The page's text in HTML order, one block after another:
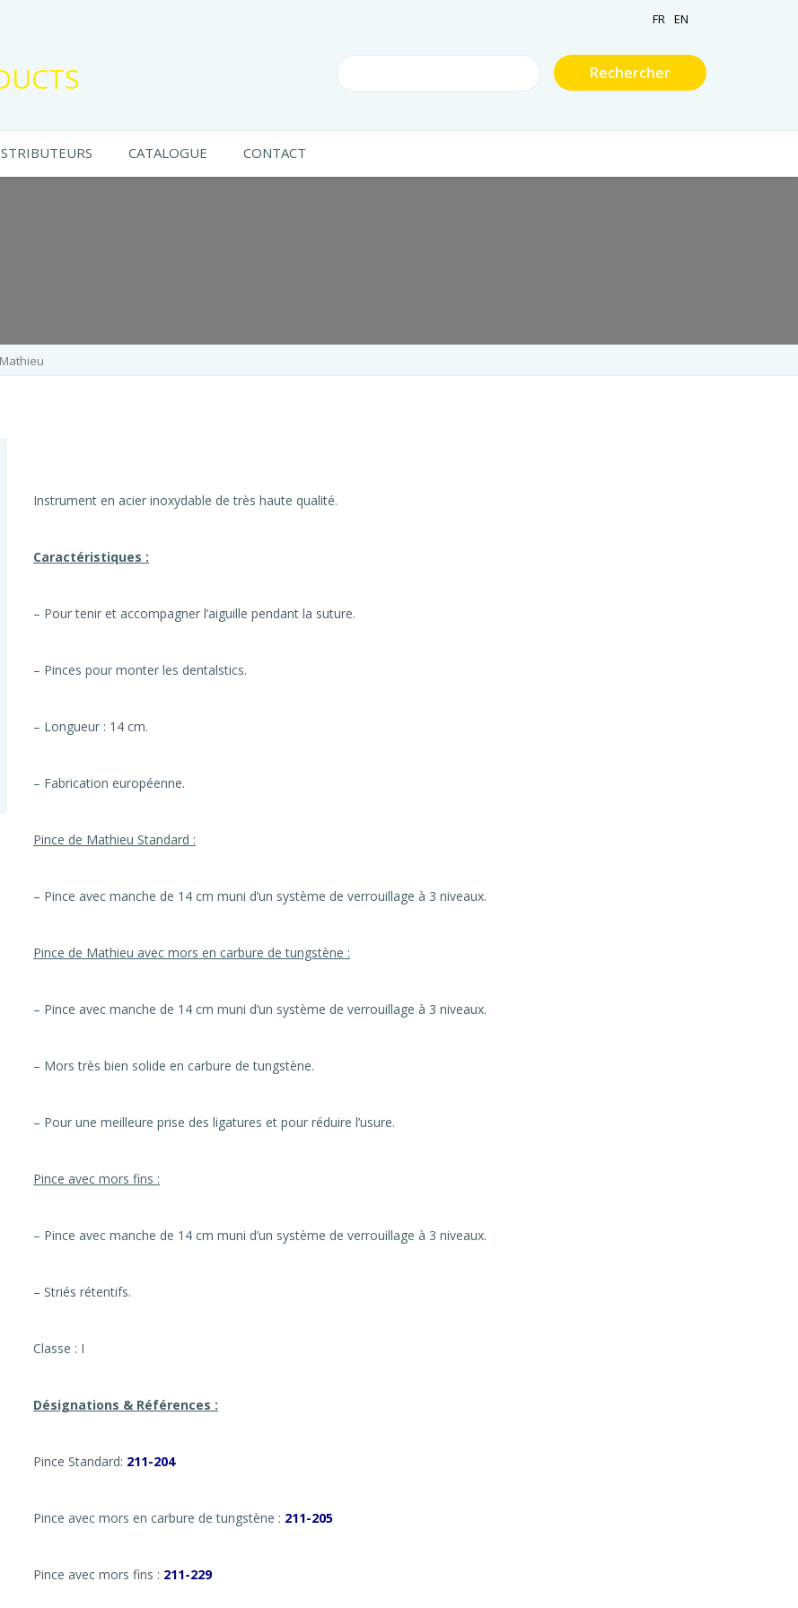
FR EN
CATALOGUE CONTACT
Instrument en acier inoxydable de très haute qualité.
Caractéristiques :
– Pour tenir et accompagner l’aiguille pendant la suture.
– Pinces pour monter les dentalstics.
– Longueur : 14 cm.
– Fabrication européenne.
Pince de Mathieu Standard :
– Pince avec manche de 14 cm muni d’un système de verrouillage à 3 niveaux.
Pince de Mathieu avec mors en carbure de tungstène :
– Pince avec manche de 14 cm muni d’un système de verrouillage à 3 niveaux.
– Mors très bien solide en carbure de tungstène.
– Pour une meilleure prise des ligatures et pour réduire l’usure.
Pince avec mors fins :
– Pince avec manche de 14 cm muni d’un système de verrouillage à 3 niveaux.
– Striés rétentifs.
Classe : I
Désignations & Références :
Pince Standard: 211-204
Pince avec mors en carbure de tungstène : 211-205
Pince avec mors fins : 211-229